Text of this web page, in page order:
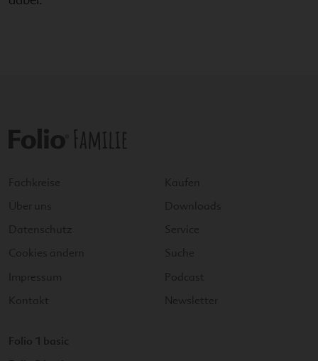
Fachkreise
Über uns
Datenschutz
Cookies ändern
Impressum
Kontakt
Kaufen
Downloads
Service
Suche
Podcast
Newsletter
Folio 1 basic